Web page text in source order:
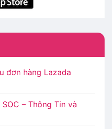
đơn hàng Lazada
– Thông Tin và